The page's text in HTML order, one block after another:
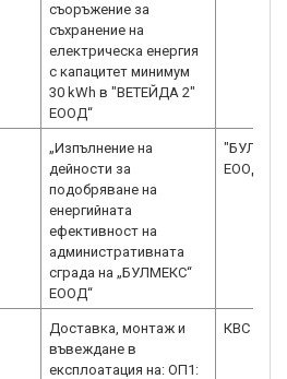
съоръжение за
съхранение на
електрическа енергия
с капацитет минимум
30 kWh в "ВЕТЕЙДА 2"
ЕООД“
„Изпълнение на
дейности за
подобряване на
енергийната
ефективност на
административната
сграда на „БУЛМЕКС“
ЕООД“
ЕООД
Доставка, монтаж и
въвеждане в
експлоатация на: ОП1:
КВС ООД